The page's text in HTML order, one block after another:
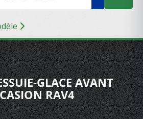
par modèle
GLACE AVANT
RAV4